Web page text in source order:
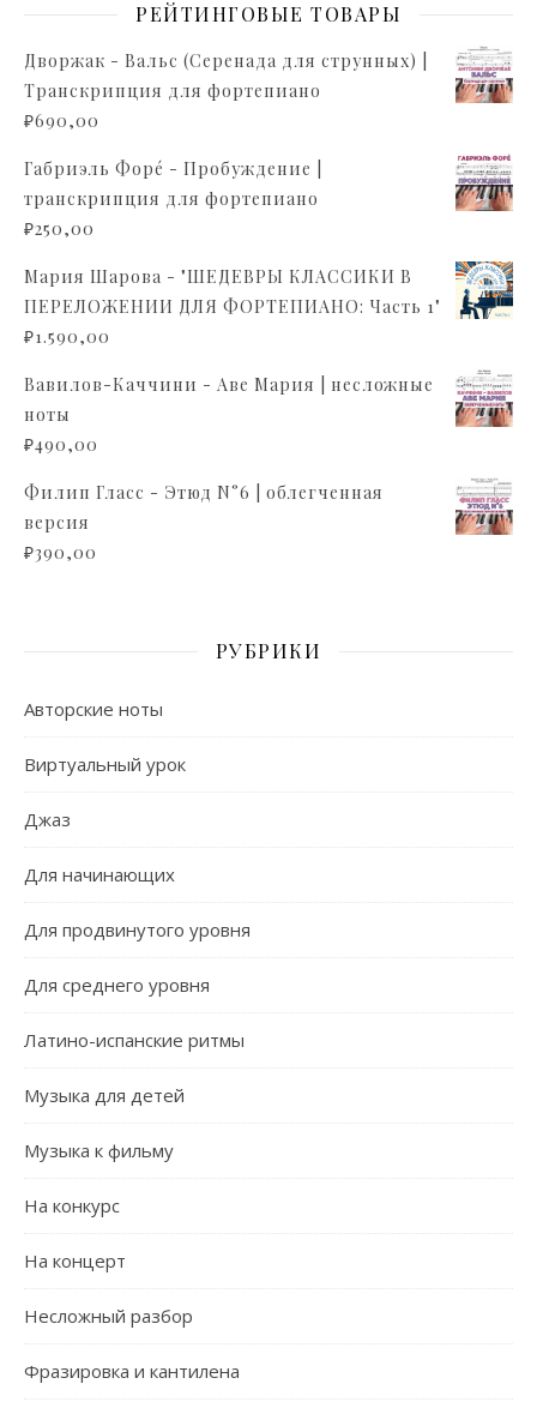
РЕЙТИНГОВЫЕ ТОВАРЫ
Дворжак - Вальс (Серенада для струнных) |
Транскрипция для фортепиано
₽690,00
Габриэль Форé - Пробуждение |
транскрипция для фортепиано
₽250,00
Мария Шарова - "ШЕДЕВРЫ КЛАССИКИ В
ПЕРЕЛОЖЕНИИ ДЛЯ ФОРТЕПИАНО: Часть 1"
₽1.590,00
Вавилов-Каччини - Аве Мария | несложные
ноты
₽490,00
Филип Гласс - Этюд N°6 | облегченная
версия
₽390,00
РУБРИКИ
Авторские ноты
Виртуальный урок
Джаз
Для начинающих
Для продвинутого уровня
Для среднего уровня
Латино-испанские ритмы
Музыка для детей
Музыка к фильму
На конкурс
На концерт
Несложный разбор
Фразировка и кантилена